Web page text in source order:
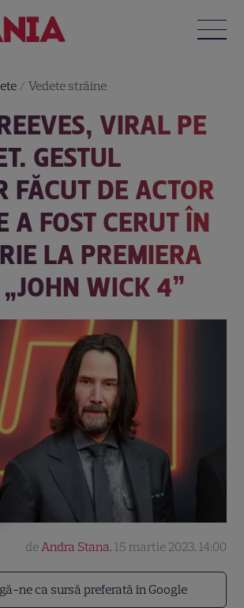
/Vedete străine
VIRAL PE
GESTUL
FĂCUT DE ACTOR
A FOST CERUT ÎN
LA PREMIERA
WICK 4”
ne ca sursă preferată în Google
deAndra Stana, 15 martie 2023, 14:00